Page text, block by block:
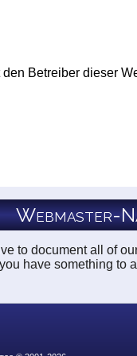
Betreiber dieser
Webmaster-
to document all of
have something to